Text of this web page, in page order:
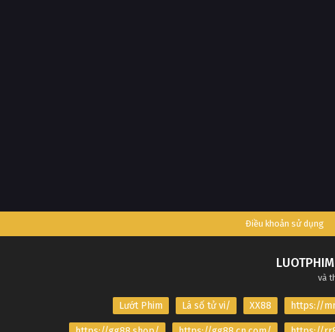
Điều khoản sử dụng
LUOTPHIM
và
Lướt Phim Lá số tử vi/ XX88 https://